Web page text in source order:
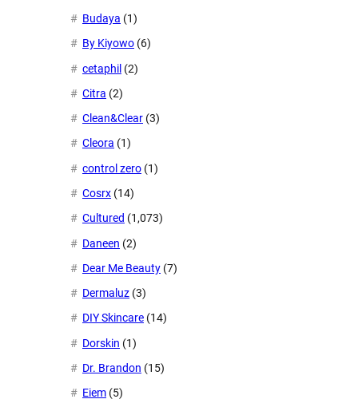
Budaya (1)
By Kiyowo (6)
cetaphil (2)
Citra (2)
Clean&Clear (3)
Cleora (1)
control zero (1)
Cosrx (14)
Cultured (1,073)
Daneen (2)
Dear Me Beauty (7)
Dermaluz (3)
DIY Skincare (14)
Dorskin (1)
Dr. Brandon (15)
Eiem (5)